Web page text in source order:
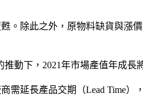
。除此之外，原物料缺貨與漲
動下，2021年市場產值年成長
需延長產品交期（Lead Time）